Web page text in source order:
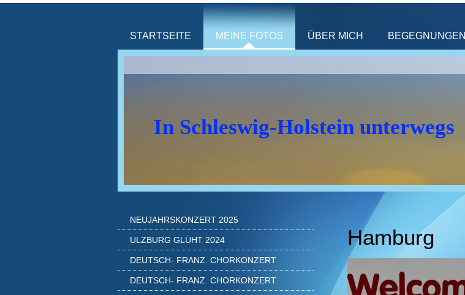
STARTSEITE MEINE FOTOS ÜBER MICH BEGEGNUNGEN
In Schleswig-Holstein unterwegs
Hamburg
NEUJAHRSKONZERT 2025
ULZBURG GLÜHT 2024
DEUTSCH- FRANZ. CHORKONZERT
DEUTSCH- FRANZ. CHORKONZERT